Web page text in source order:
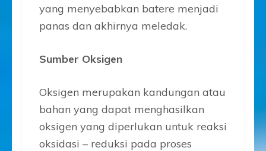
yang menyebabkan batere menjadi
panas dan akhirnya meledak.
Sumber Oksigen
Oksigen merupakan kandungan atau
bahan yang dapat menghasilkan
oksigen yang diperlukan untuk reaksi
oksidasi – reduksi pada proses